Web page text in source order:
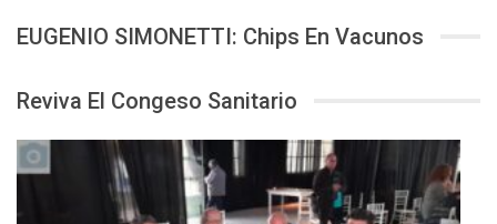
EUGENIO SIMONETTI: Chips En Vacunos
Reviva El Congeso Sanitario